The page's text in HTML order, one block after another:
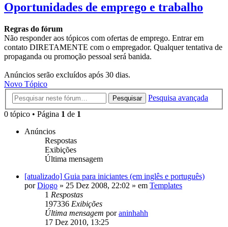
Oportunidades de emprego e trabalho
Regras do fórum
Não responder aos tópicos com ofertas de emprego. Entrar em
contato DIRETAMENTE com o empregador. Qualquer tentativa de
propaganda ou promoção pessoal será banida.
Anúncios serão excluídos após 30 dias.
Novo Tópico
Pesquisar
Pesquisa avançada
0 tópico • Página 1 de 1
Anúncios
Respostas
Exibições
Última mensagem
[atualizado] Guia para iniciantes (em inglês e português)
porDiogo » 25 Dez 2008, 22:02 » em Templates
1 Respostas
197336 Exibições
Última mensagem poraninhahh
17 Dez 2010, 13:25